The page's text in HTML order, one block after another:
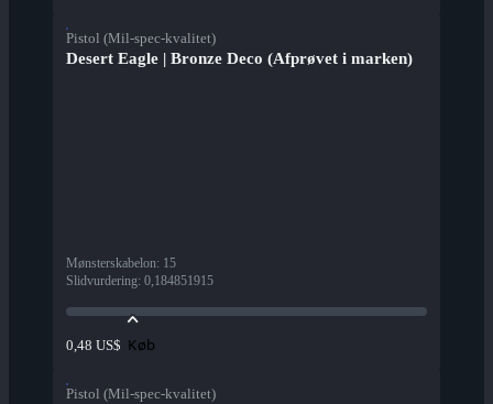
Pistol (Mil-spec-kvalitet)
Desert Eagle | Bronze Deco (Afprøvet i marken)
Mønsterskabelon: 15
Slidvurdering: 0,184851915
0,48 US$ Køb
Pistol (Mil-spec-kvalitet)